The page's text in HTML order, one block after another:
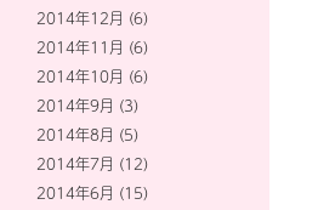
2014年12月 (6)
2014年11月 (6)
2014年10月 (6)
2014年9月 (3)
2014年8月 (5)
2014年7月 (12)
2014年6月 (15)